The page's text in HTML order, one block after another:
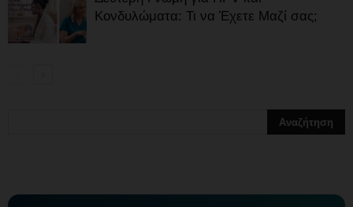
Κονδυλώματα: Τι να Έχετε Μαζί σας;